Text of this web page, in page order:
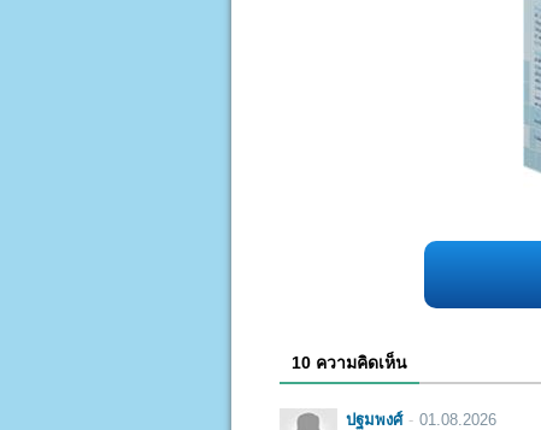
10 ความคิดเห็น
ปฐมพงศ์ 01.08.2026